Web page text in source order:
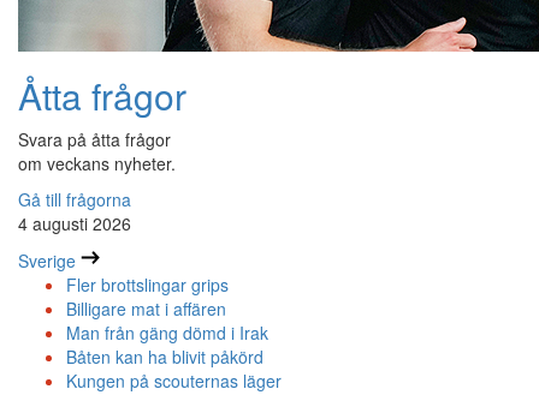
Åtta frågor
Svara på åtta frågor
om veckans nyheter.
Gå till frågorna
4 augusti 2026
Sverige
Fler brottslingar grips
Billigare mat i affären
Man från gäng dömd i Irak
Båten kan ha blivit påkörd
Kungen på scouternas läger